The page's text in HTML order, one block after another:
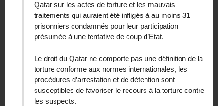
Qatar sur les actes de torture et les mauvais
traitements qui auraient été infligés à au moins 31
prisonniers condamnés pour leur participation
présumée à une tentative de coup d’Etat.
Le droit du Qatar ne comporte pas une définition de la
torture conforme aux normes internationales, les
procédures d’arrestation et de détention sont
susceptibles de favoriser le recours à la torture contre
les suspects.